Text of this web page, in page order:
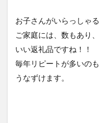
お子さんがいらっしゃる
ご家庭には、数もあり、
いい返礼品ですね！！
毎年リピートが多いのも
うなずけます。